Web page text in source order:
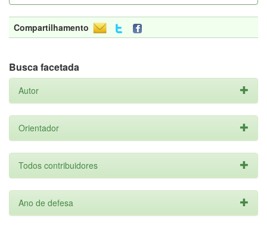
Compartilhamento
Busca facetada
Autor
Orientador
Todos contribuidores
Ano de defesa